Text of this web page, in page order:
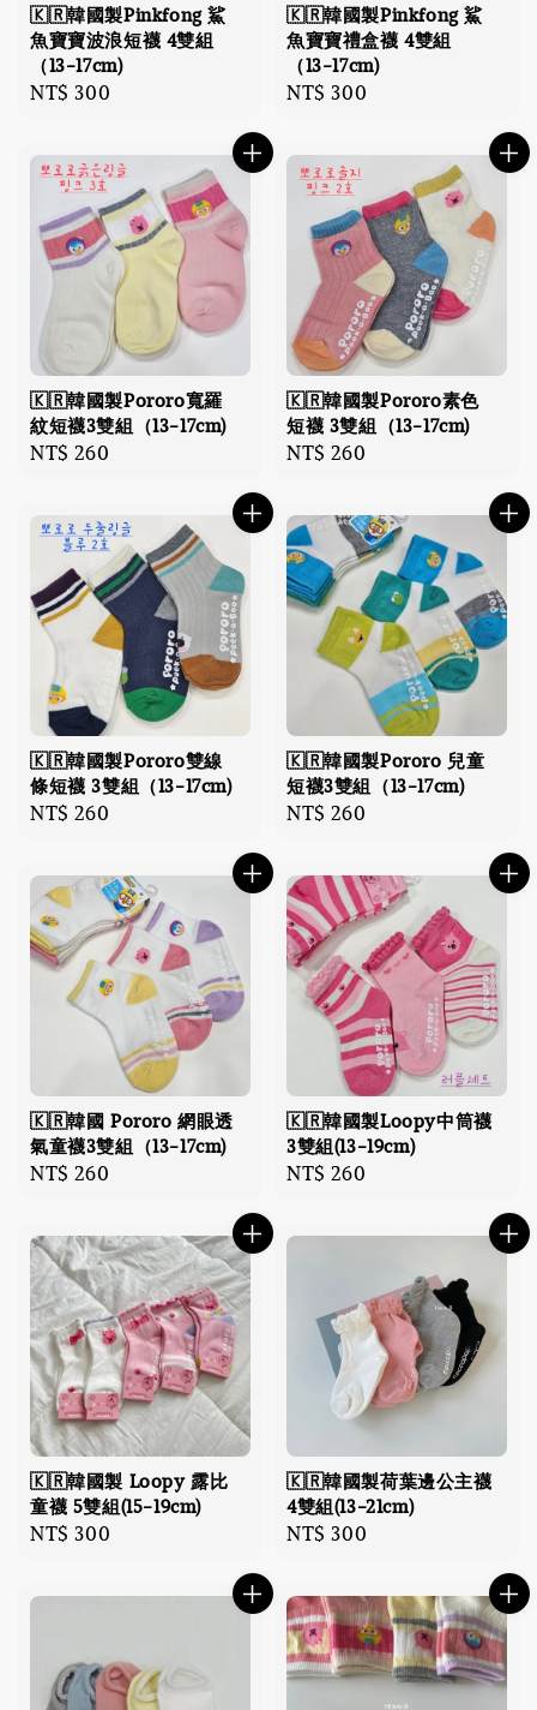
🇰🇷韓國製Pinkfong 鯊
魚寶寶波浪短襪 4雙組
（13-17cm)
Regular
NT$ 300
🇰🇷韓國製Pinkfong 鯊
魚寶寶禮盒襪 4雙組
（13-17cm)
Regular
NT$ 300
🇰🇷韓國製Pororo寬羅
紋短襪3雙組（13-17cm)
Regular
NT$ 260
🇰🇷韓國製Pororo素色
短襪 3雙組（13-17cm)
Regular
NT$ 260
🇰🇷韓國製Pororo雙線
條短襪 3雙組（13-17cm)
Regular
NT$ 260
🇰🇷韓國製Pororo 兒童
短襪3雙組（13-17cm)
Regular
NT$ 260
🇰🇷韓國 Pororo 網眼透
氣童襪3雙組（13-17cm)
Regular
NT$ 260
🇰🇷韓國製Loopy中筒襪
3雙組(13-19cm)
Regular
NT$ 260
🇰🇷韓國製 Loopy 露比
童襪 5雙組(15-19cm)
Regular
NT$ 300
🇰🇷韓國製荷葉邊公主襪
4雙組(13-21cm)
Regular
NT$ 300